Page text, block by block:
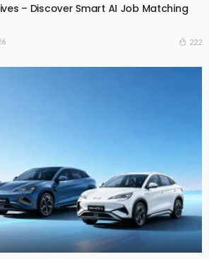
– Discover Smart AI Job Matching
222